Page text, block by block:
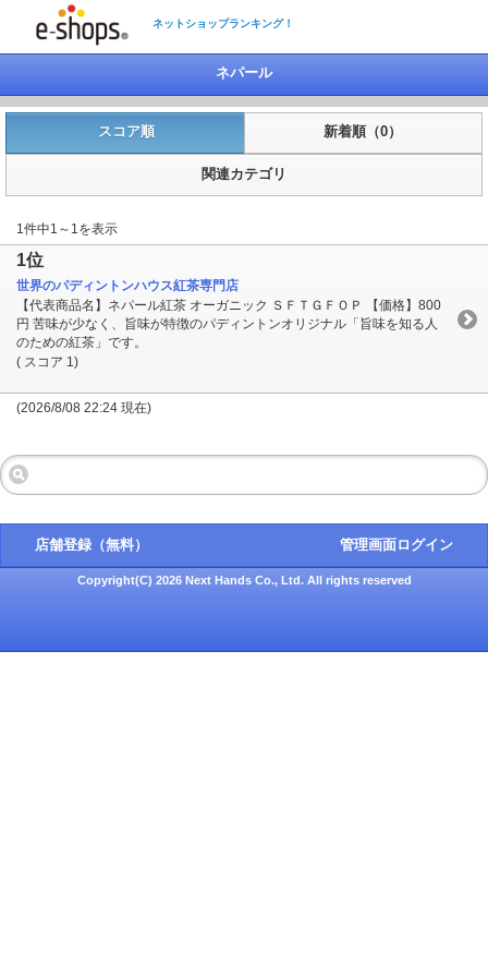
ネットショップランキング！
ネパール
スコア順 新着順（0）
関連カテゴリ
1件中1～1を表示
1位
世界のパディントンハウス紅茶専門店
【代表商品名】ネパール紅茶 オーガニック ＳＦＴＧＦＯＰ 【価格】800
円 苦味が少なく、旨味が特徴のパディントンオリジナル「旨味を知る人
のための紅茶」です。
( スコア 1)
(2026/8/08 22:24 現在)
店舗登録（無料） 管理画面ログイン
Copyright(C) 2026 Next Hands Co., Ltd. All rights reserved